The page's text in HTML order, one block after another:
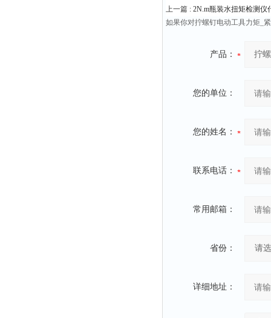
上一篇 : 2N.m瓶装水扭矩检测仪
如果你对拧螺钉电动工具力矩_
产品：
您的单位：
您的姓名：
联系电话：
常用邮箱：
省份：
详细地址：